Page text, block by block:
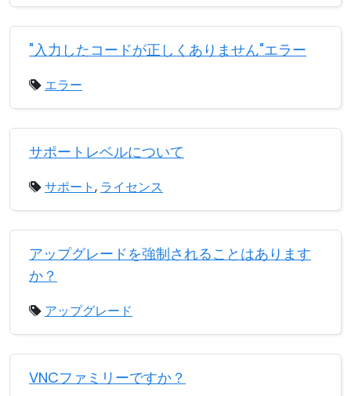
"入力したコードが正しくありません"エラー
エラー
サポートレベルについて
サポート, ライセンス
アップグレードを強制されることはあります
か？
アップグレード
VNCファミリーですか？